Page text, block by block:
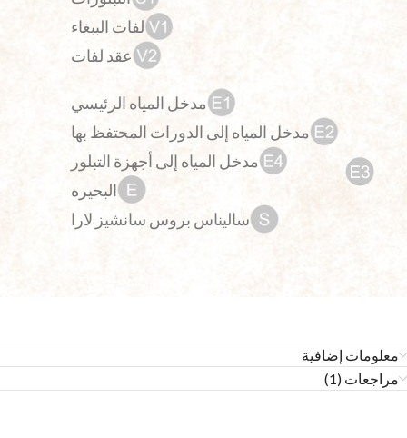
لفات الببغاء
عقد لفات
مدخل المياه الرئيسي
مدخل المياه إلى الدورات المحتفظ بها
مدخل المياه إلى أجهزة التبلور
البحيره
ساليناس بروس سانشيز لارا
معلومات إضافية
مراجعات (1)